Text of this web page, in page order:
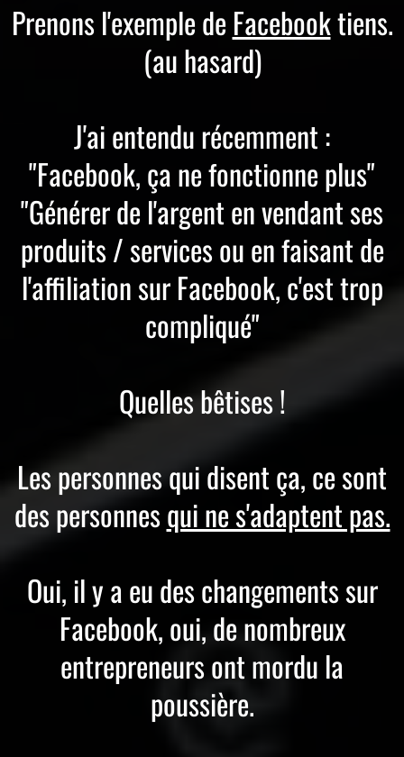
Prenons l'exemple de Facebooktiens.
(au hasard)
J'ai entendu récemment :
"Facebook, ça ne fonctionne plus"
"Générer de l'argent en vendant ses
produits / services ou en faisant de
l'affiliation sur Facebook, c'est trop
compliqué"
Quelles bêtises !
Les personnes qui disent ça, ce sont
des personnesqui ne s'adaptent pas.
Oui, il y a eu des changements sur
Facebook, oui, de nombreux
entrepreneurs ont mordu la
poussière.